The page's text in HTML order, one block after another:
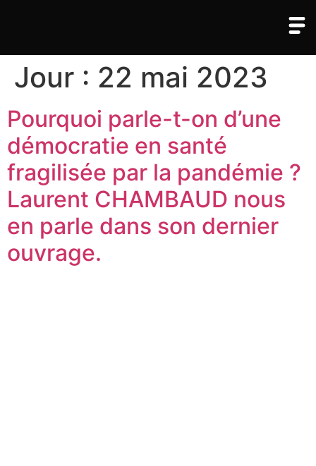
Jour : 22 mai 2023
Pourquoi parle-t-on d’une
démocratie en santé
fragilisée par la pandémie ?
Laurent CHAMBAUD nous
en parle dans son dernier
ouvrage.